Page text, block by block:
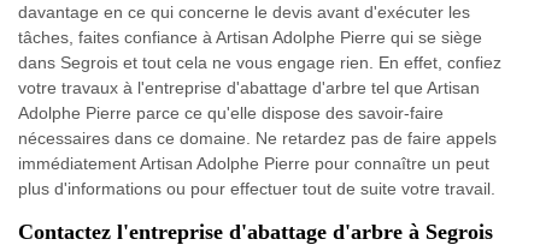
davantage en ce qui concerne le devis avant d'exécuter les
tâches, faites confiance à Artisan Adolphe Pierre qui se siège
dans Segrois et tout cela ne vous engage rien. En effet, confiez
votre travaux à l'entreprise d'abattage d'arbre tel que Artisan
Adolphe Pierre parce ce qu'elle dispose des savoir-faire
nécessaires dans ce domaine. Ne retardez pas de faire appels
immédiatement Artisan Adolphe Pierre pour connaître un peut
plus d'informations ou pour effectuer tout de suite votre travail.
Contactez l'entreprise d'abattage d'arbre à Segrois